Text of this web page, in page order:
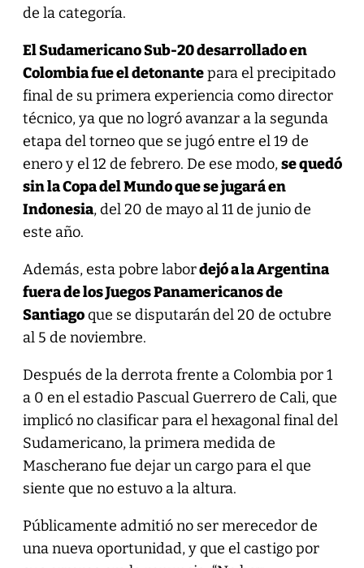
de la categoría.
El Sudamericano Sub-20 desarrollado en
Colombia fue el detonantepara el precipitado
final de su primera experiencia como director
técnico, ya que no logró avanzar a la segunda
etapa del torneo que se jugó entre el 19 de
enero y el 12 de febrero. De ese modo,se quedó
sin la Copa del Mundo que se jugará en
Indonesia, del 20 de mayo al 11 de junio de
este año.
Además, esta pobre labordejó a la Argentina
fuera de los Juegos Panamericanos de
Santiagoque se disputarán del 20 de octubre
al 5 de noviembre.
Después de la derrota frente a Colombia por 1
a 0 en el estadio Pascual Guerrero de Cali, que
implicó no clasificar para el hexagonal final del
Sudamericano, la primera medida de
Mascherano fue dejar un cargo para el que
siente que no estuvo a la altura.
Públicamente admitió no ser merecedor de
una nueva oportunidad, y que el castigo por